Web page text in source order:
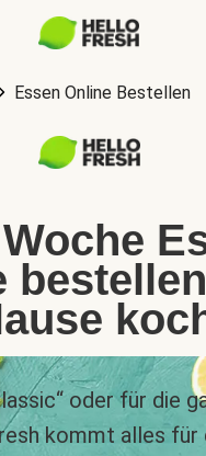
Essen Online Bestellen
oder für die
kommt alles für